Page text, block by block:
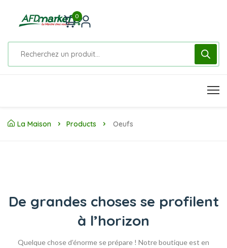
0
La Maison Products Oeufs
De grandes choses se profilent
à l’horizon
Quelque chose d’énorme se prépare ! Notre boutique est en